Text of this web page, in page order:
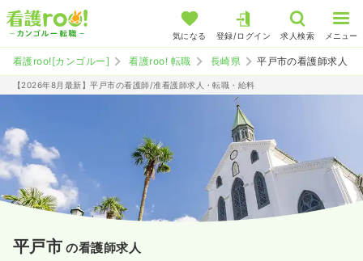
気になる 登録/ログイン 求人検索 メニュー
看護roo![カンゴルー] 看護roo! 転職 長崎県 平戸市の看護師求人
【2026年8月最新】平戸市の看護師/准看護師求人・転職・給料
平戸市 の看護師求人